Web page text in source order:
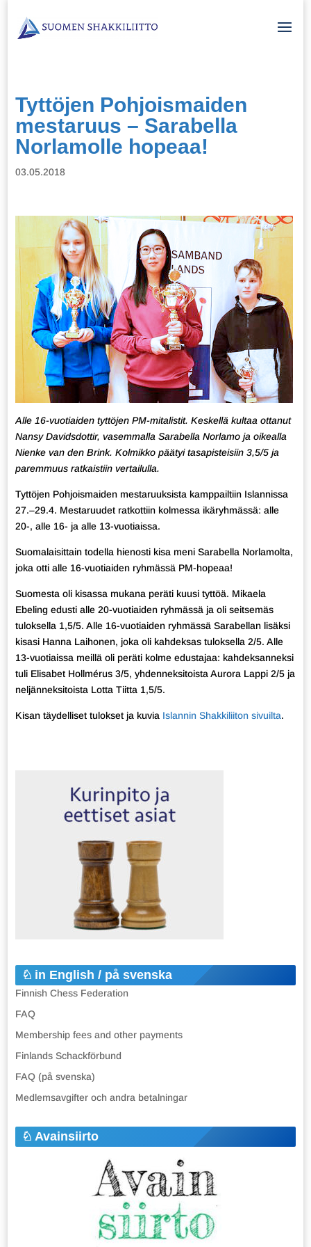
Tyttöjen Pohjoismaiden
mestaruus – Sarabella
Norlamolle hopeaa!
03.05.2018
Alle 16-vuotiaiden tyttöjen PM-mitalistit. Keskellä kultaa ottanut
Nansy Davidsdottir, vasemmalla Sarabella Norlamo ja oikealla
Nienke van den Brink. Kolmikko päätyi tasapisteisiin 3,5/5 ja
paremmuus ratkaistiin vertailulla.
Tyttöjen Pohjoismaiden mestaruuksista kamppailtiin Islannissa
27.–29.4. Mestaruudet ratkottiin kolmessa ikäryhmässä: alle
20-, alle 16- ja alle 13-vuotiaissa.
Suomalaisittain todella hienosti kisa meni Sarabella Norlamolta,
joka otti alle 16-vuotiaiden ryhmässä PM-hopeaa!
Suomesta oli kisassa mukana peräti kuusi tyttöä. Mikaela
Ebeling edusti alle 20-vuotiaiden ryhmässä ja oli seitsemäs
tuloksella 1,5/5. Alle 16-vuotiaiden ryhmässä Sarabellan lisäksi
kisasi Hanna Laihonen, joka oli kahdeksas tuloksella 2/5. Alle
13-vuotiaissa meillä oli peräti kolme edustajaa: kahdeksanneksi
tuli Elisabet Hollmérus 3/5, yhdenneksitoista Aurora Lappi 2/5 ja
neljänneksitoista Lotta Tiitta 1,5/5.
Kisan täydelliset tulokset ja kuvia Islannin Shakkiliiton sivuilta.
in English / på svenska
Finnish Chess Federation
FAQ
Membership fees and other payments
Finlands Schackförbund
FAQ (på svenska)
Medlemsavgifter och andra betalningar
Avainsiirto